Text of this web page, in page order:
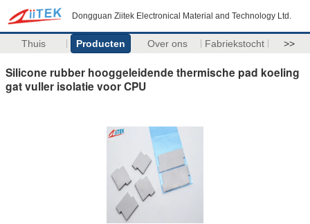
Dongguan Ziitek Electronical Material and Technology Ltd.
Thuis Producten Over ons Fabriekstocht >>
Silicone rubber hooggeleidende thermische pad koeling
gat vuller isolatie voor CPU